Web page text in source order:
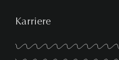
Karriere